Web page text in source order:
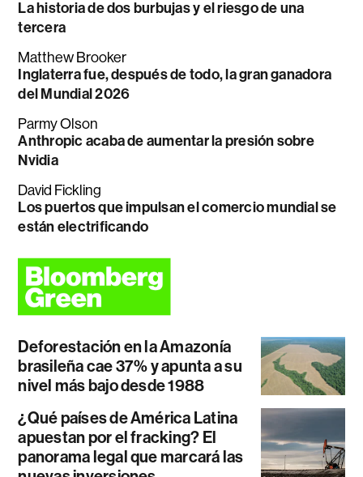
La historia de dos burbujas y el riesgo de una
tercera
Matthew Brooker
Inglaterra fue, después de todo, la gran ganadora
del Mundial 2026
Parmy Olson
Anthropic acaba de aumentar la presión sobre
Nvidia
David Fickling
Los puertos que impulsan el comercio mundial se
están electrificando
Deforestación en la Amazonía
brasileña cae 37% y apunta a su
nivel más bajo desde 1988
¿Qué países de América Latina
apuestan por el fracking? El
panorama legal que marcará las